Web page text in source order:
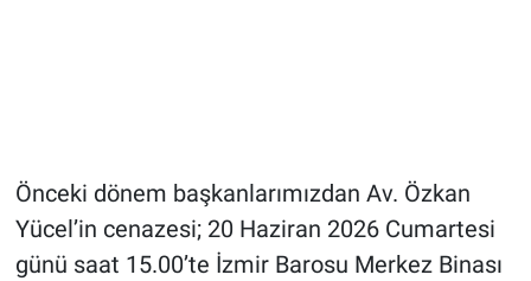
Önceki dönem başkanlarımızdan Av. Özkan
Yücel’in cenazesi; 20 Haziran 2026 Cumartesi
günü saat 15.00’te İzmir Barosu Merkez Binası